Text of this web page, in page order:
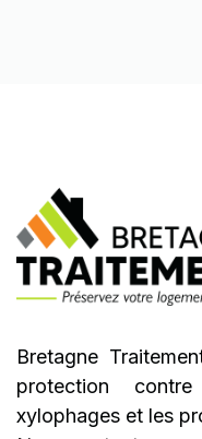
Bretagne
protection
xylophages et les